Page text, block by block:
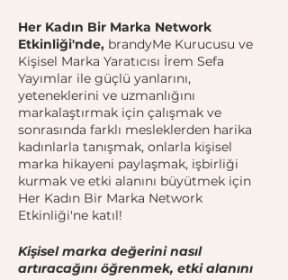
​Her Kadın Bir Marka Network
Etkinliği'nde, brandyMe Kurucusu ve
Kişisel Marka Yaratıcısı İrem Sefa
Yayımlar ile güçlü yanlarını,
yeteneklerini ve uzmanlığını
markalaştırmak için çalışmak ve
sonrasında farklı mesleklerden harika
kadınlarla tanışmak, onlarla kişisel
marka hikayeni paylaşmak, işbirliği
kurmak ve etki alanını büyütmek için
Her Kadın Bir Marka Network
Etkinliği'ne katıl!
Kişisel marka değerini nasıl
artıracağını öğrenmek, etki alanını